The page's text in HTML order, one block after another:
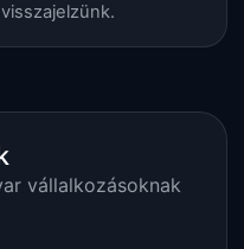
vállalkozásoknak